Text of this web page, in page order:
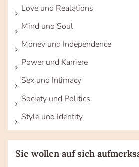
Love und Realations
Mind und Soul
Money und Independence
Power und Karriere
Sex und Intimacy
Society und Politics
Style und Identity
Sie wollen auf sich